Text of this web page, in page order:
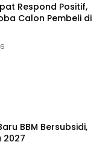
Respond Positif,
Calon Pembeli di
BBM Bersubsidi,
2027